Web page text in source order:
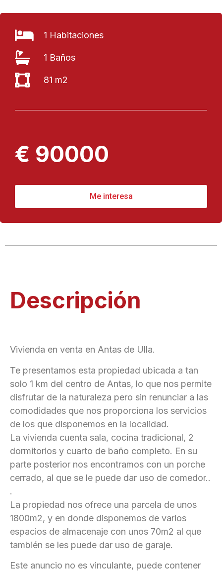
1 Habitaciones
1 Baños
81 m2
€ 90000
Me interesa
Descripción
Vivienda en venta en Antas de Ulla.
Te presentamos esta propiedad ubicada a tan
solo 1 km del centro de Antas, lo que nos permite
disfrutar de la naturaleza pero sin renunciar a las
comodidades que nos proporciona los servicios
de los que disponemos en la localidad.
La vivienda cuenta sala, cocina tradicional, 2
dormitorios y cuarto de baño completo. En su
parte posterior nos encontramos con un porche
cerrado, al que se le puede dar uso de comedor..
.
La propiedad nos ofrece una parcela de unos
1800m2, y en donde disponemos de varios
espacios de almacenaje con unos 70m2 al que
también se les puede dar uso de garaje.
Este anuncio no es vinculante, puede contener